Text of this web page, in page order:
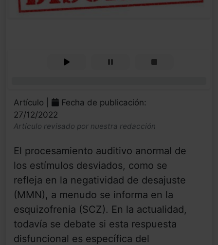
Artículo |
Fecha de publicación:
27/12/2022
Artículo revisado por nuestra redacción
El procesamiento auditivo anormal de
los estímulos desviados, como se
refleja en la negatividad de desajuste
(MMN), a menudo se informa en la
esquizofrenia (SCZ). En la actualidad,
todavía se debate si esta respuesta
disfuncional es específica del